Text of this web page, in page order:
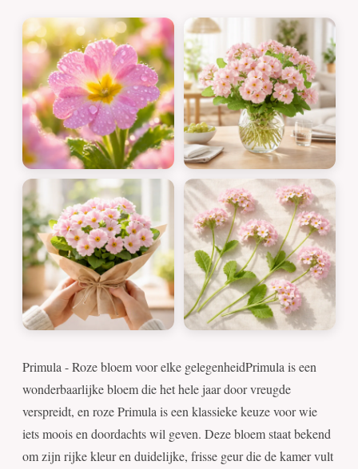
Primula - Roze bloem voor elke gelegenheidPrimula is een
wonderbaarlijke bloem die het hele jaar door vreugde
verspreidt, en roze Primula is een klassieke keuze voor wie
iets moois en doordachts wil geven. Deze bloem staat bekend
om zijn rijke kleur en duidelijke, frisse geur die de kamer vult